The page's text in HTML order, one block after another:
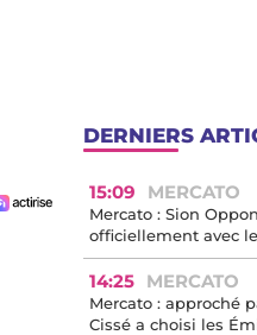
DERNIERS
15:09 MERCATO
Mercato : Sion
officiellement avec
14:25 MERCATO
Mercato : approché
Cissé a choisi les